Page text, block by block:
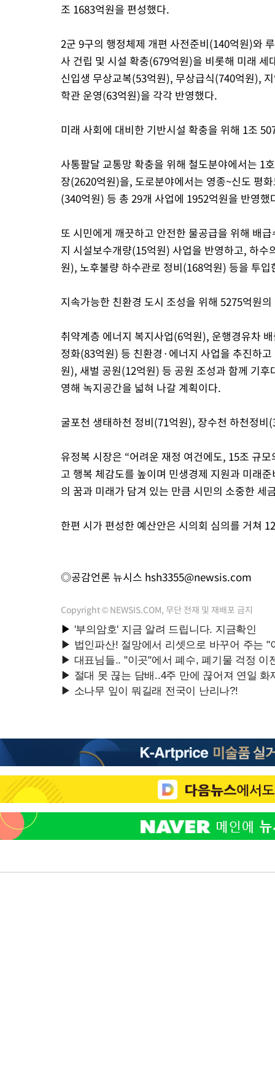
조 1683억원을 편성했다.
2군 9구의 행정체제 개편 사전준비(140억원)와
사 건립 및 시설 확충(679억원)을 비롯해 미래
신입생 무상교복(53억원), 무상급식(740억원),
학관 운영(63억원)을 각각 반영했다.
미래 사회에 대비한 기반시설 확충을 위해 1조
사통팔달 교통망 확충을 위해 철도분야에서는 1
장(2620억원)을, 도로분야에서는 영종~신도 평
(340억원) 등 총 29개 사업에 1952억원을 반영했
또 시민에게 깨끗하고 안전한 물공급을 위해 배
지 시설보수개량(15억원) 사업을 반영하고, 하
원), 노후불량 하수관로 정비(168억원) 등을 투입
지속가능한 친환경 도시 조성을 위해 5275억원
취약계층 에너지 복지사업(6억원), 운행경유차
정화(83억원) 등 친환경·에너지 사업을 추진하
원), 새벌 공원(12억원) 등 공원 조성과 함께 기
영해 녹지공간을 넓혀 나갈 계획이다.
굴포천 생태하천 정비(71억원), 장수천 하천정
유정복 시장은 “어려운 재정 여건에도, 15조 규
고 행복 체감도를 높이며 민생경제 지원과 미래
의 꿈과 미래가 담겨 있는 만큼 시민의 소중한
한편 시가 편성한 예산안은 시의회 심의를 거쳐
◎공감언론 뉴시스 hsh3355@newsis.com
Copyright © NEWSIS.COM, 무단 전재 및 재배포 금지